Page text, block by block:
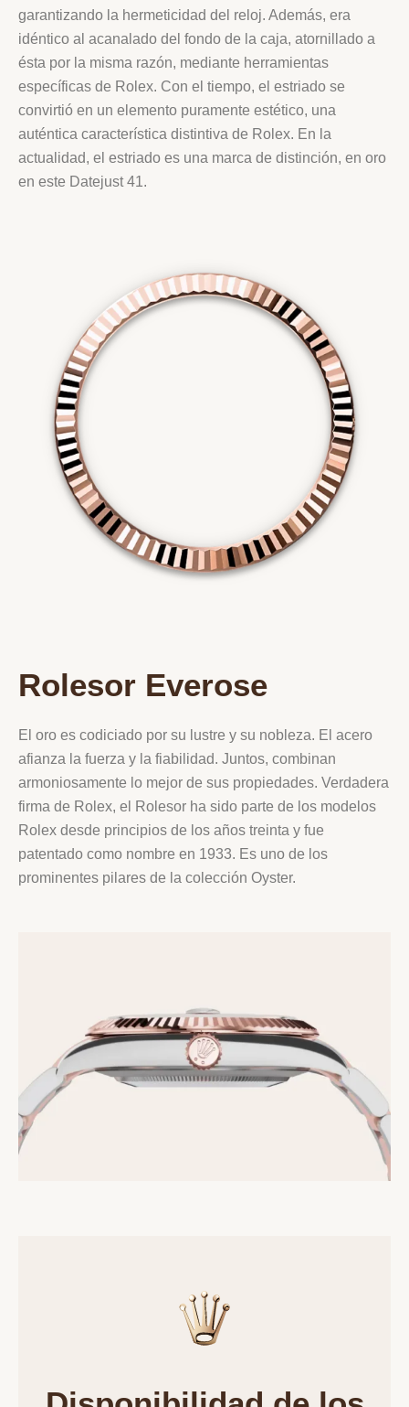
garantizando la hermeticidad del reloj. Además, era
idéntico al acanalado del fondo de la caja, atornillado a
ésta por la misma razón, mediante herramientas
específicas de Rolex. Con el tiempo, el estriado se
convirtió en un elemento puramente estético, una
auténtica característica distintiva de Rolex. En la
actualidad, el estriado es una marca de distinción, en oro
en este Datejust 41.
Rolesor Everose
El oro es codiciado por su lustre y su nobleza. El acero
afianza la fuerza y la fiabilidad. Juntos, combinan
armoniosamente lo mejor de sus propiedades. Verdadera
firma de Rolex, el Rolesor ha sido parte de los modelos
Rolex desde principios de los años treinta y fue
patentado como nombre en 1933. Es uno de los
prominentes pilares de la colección Oyster.